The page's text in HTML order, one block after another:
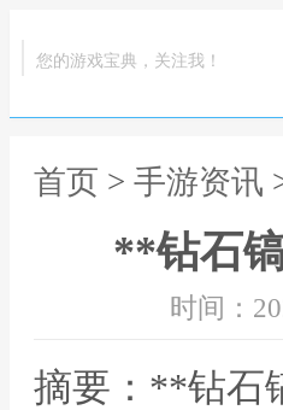
您的游戏宝典，关注我！
首页 > 手游资讯
**钻石
时间：
摘要：**钻石